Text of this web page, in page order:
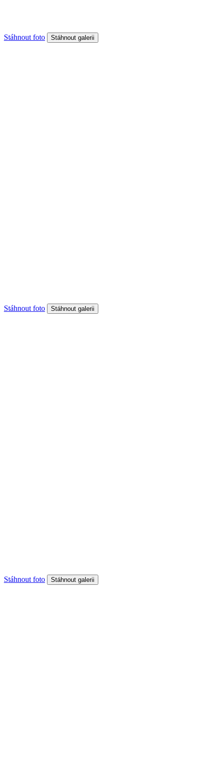
Stáhnout foto
Stáhnout foto
Stáhnout foto